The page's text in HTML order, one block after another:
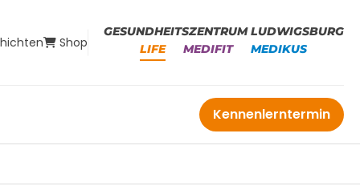
Shop
GESUNDHEITSZENTRUM LUDWIGSBURG
LIFE
MEDIFIT MEDIKUS
Kennenlerntermin